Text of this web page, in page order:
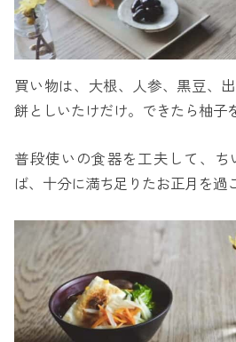
買い物は、大根、人参、黒豆、
餅としいたけだけ。できたら柚子
普段使いの食器を工夫して、
ば、十分に満ち足りたお正月を過